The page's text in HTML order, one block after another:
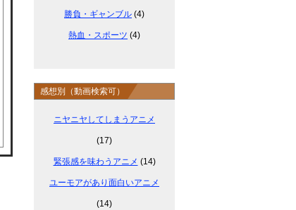
勝負・ギャンブル (4)
熱血・スポーツ (4)
感想別（動画検索可）
ニヤニヤしてしまうアニメ
(17)
緊張感を味わうアニメ (14)
ユーモアがあり面白いアニメ
(14)